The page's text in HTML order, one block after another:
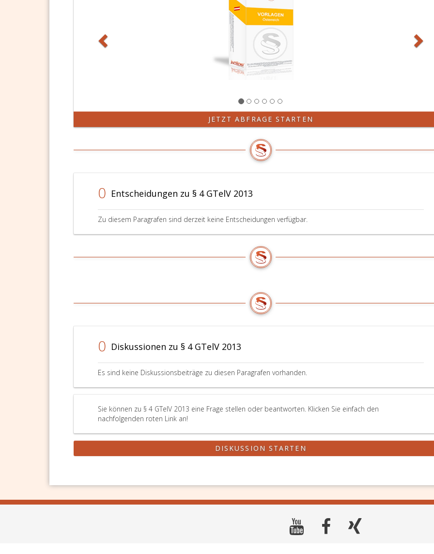
JETZT ABFRAGE STARTEN
0 Entscheidungen zu § 4 GTelV 2013
Zu diesem Paragrafen sind derzeit keine Entscheidungen verfügbar.
0 Diskussionen zu § 4 GTelV 2013
Es sind keine Diskussionsbeiträge zu diesen Paragrafen vorhanden.
Sie können zu § 4 GTelV 2013 eine Frage stellen oder beantworten. Klicken Sie einfach den
nachfolgenden roten Link an!
DISKUSSION STARTEN